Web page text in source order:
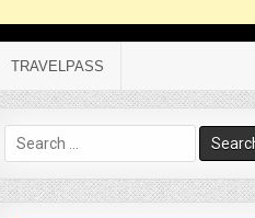
TRAVELPASS
Search
for: